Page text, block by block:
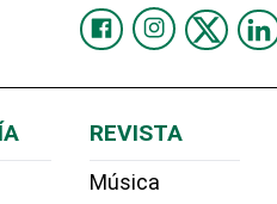
REVISTA
Música